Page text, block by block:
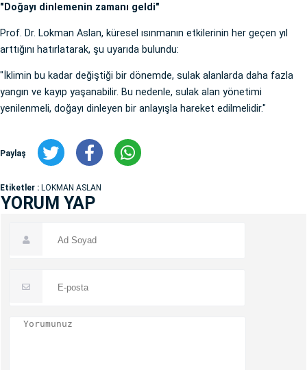
"Doğayı dinlemenin zamanı geldi"
Prof. Dr. Lokman Aslan, küresel ısınmanın etkilerinin her geçen yıl
arttığını hatırlatarak, şu uyarıda bulundu:
"İklimin bu kadar değiştiği bir dönemde, sulak alanlarda daha fazla
yangın ve kayıp yaşanabilir. Bu nedenle, sulak alan yönetimi
yenilenmeli, doğayı dinleyen bir anlayışla hareket edilmelidir."
Paylaş
Etiketler : LOKMAN ASLAN
YORUM YAP